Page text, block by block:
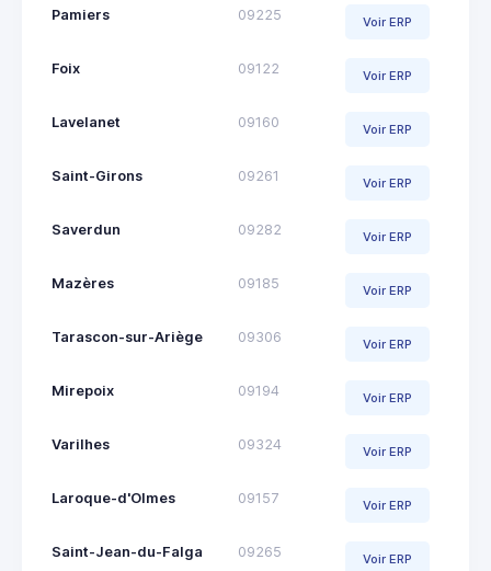
Pamiers 09225 Voir ERP
Foix 09122 Voir ERP
Lavelanet 09160 Voir ERP
Saint-Girons 09261 Voir ERP
Saverdun 09282 Voir ERP
Mazères 09185 Voir ERP
Tarascon-sur-Ariège 09306 Voir ERP
Mirepoix 09194 Voir ERP
Varilhes 09324 Voir ERP
Laroque-d'Olmes 09157 Voir ERP
Saint-Jean-du-Falga 09265 Voir ERP